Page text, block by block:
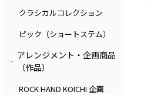
クラシカルコレクション
ピック（ショートステム）
アレンジメント・企画商品
（作品）
ROCK HAND KOICHI 企画